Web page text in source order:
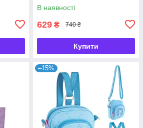
В наявності
629 ₴ 740 ₴
Купити
–15%